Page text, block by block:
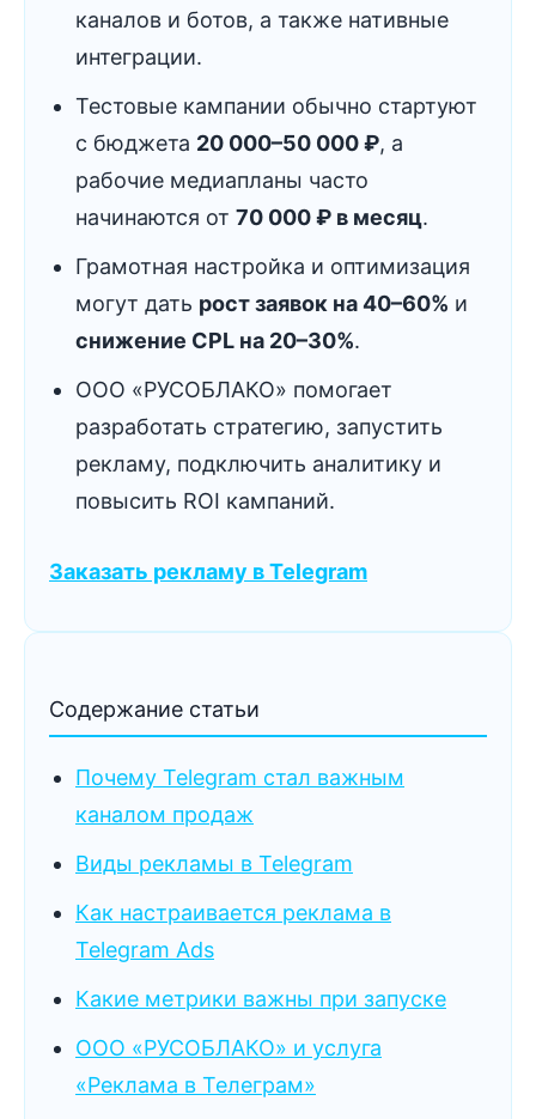
каналов и ботов, а также нативные
интеграции.
Тестовые кампании обычно стартуют
с бюджета 20 000–50 000 ₽, а
рабочие медиапланы часто
начинаются от 70 000 ₽ в месяц.
Грамотная настройка и оптимизация
могут дать рост заявок на 40–60% и
снижение CPL на 20–30%.
ООО «РУСОБЛАКО» помогает
разработать стратегию, запустить
рекламу, подключить аналитику и
повысить ROI кампаний.
Заказать рекламу в Telegram
Содержание статьи
Почему Telegram стал важным
каналом продаж
Виды рекламы в Telegram
Как настраивается реклама в
Telegram Ads
Какие метрики важны при запуске
ООО «РУСОБЛАКО» и услуга
«Реклама в Телеграм»